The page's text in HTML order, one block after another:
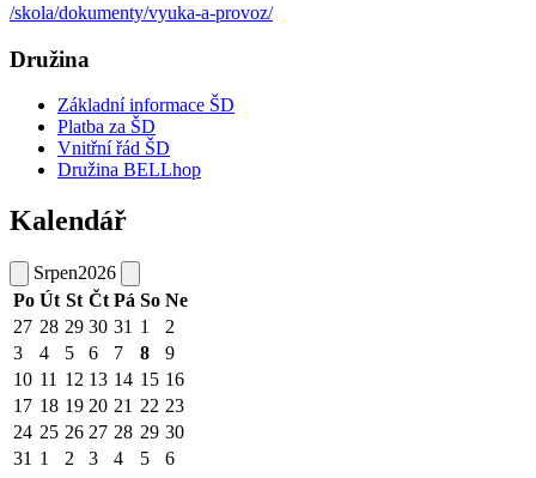
/skola/dokumenty/vyuka-a-provoz/
Družina
Základní informace ŠD
Platba za ŠD
Vnitřní řád ŠD
Družina BELLhop
Kalendář
Srpen2026
Po Út St Čt Pá So Ne
27 28 29 30 31 1
2
3
4 5 6 7 8
9
10 11 12 13 14 15 16
17 18 19 20 21 22 23
24 25 26 27 28 29 30
31 1 2 3 4 5 6